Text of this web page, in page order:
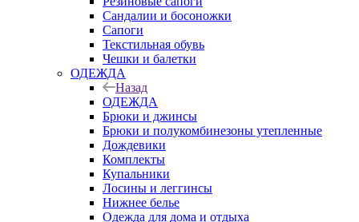
Сандалии и босоножки
Сапоги
Текстильная обувь
Чешки и балетки
ОДЕЖДА
Назад
ОДЕЖДА
Брюки и джинсы
Брюки и полукомбинезоны утепленные
Дождевики
Комплекты
Купальники
Лосины и леггинсы
Нижнее белье
Одежда для дома и отдыха